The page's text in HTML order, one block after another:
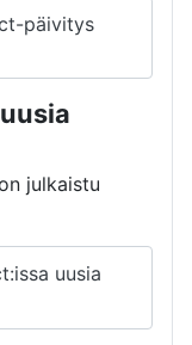
päivitys
julkaistu
uusia